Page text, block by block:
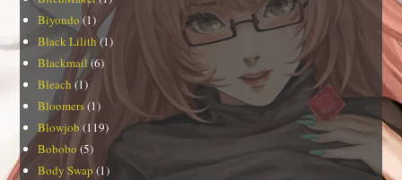
Biyondo (1)
Black Lilith(1)
Blackmail(6)
Bleach (1)
Bloomers(1)
Blowjob (119)
Bobobo(5)
Body Swap (1)